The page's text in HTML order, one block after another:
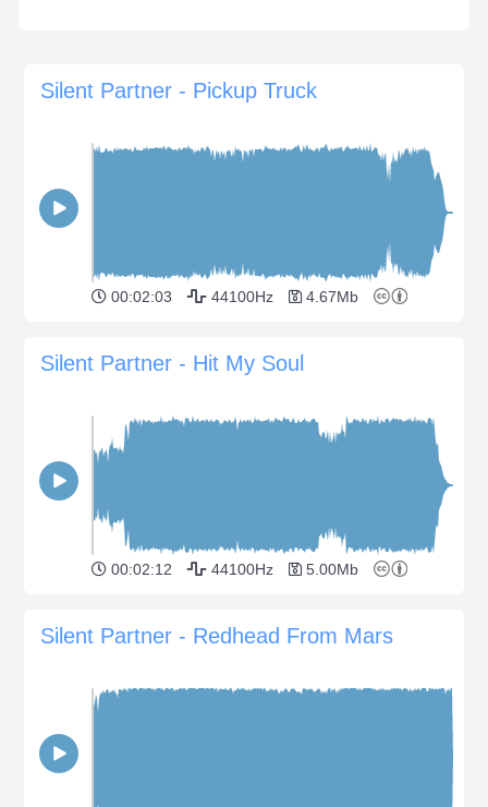
Silent Partner - Pickup Truck
00:02:03 44100Hz 4.67Mb
Silent Partner - Hit My Soul
00:02:12 44100Hz 5.00Mb
Silent Partner - Redhead From Mars